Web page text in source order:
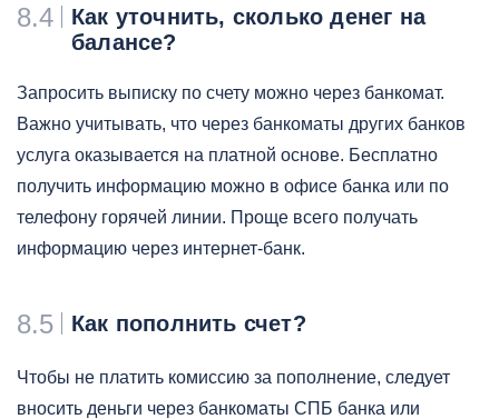
8.4
Как уточнить, сколько денег на
балансе?
Запросить выписку по счету можно через банкомат.
Важно учитывать, что через банкоматы других банков
услуга оказывается на платной основе. Бесплатно
получить информацию можно в офисе банка или по
телефону горячей линии. Проще всего получать
информацию через интернет-банк.
8.5 Как пополнить счет?
Чтобы не платить комиссию за пополнение, следует
вносить деньги через банкоматы СПБ банка или